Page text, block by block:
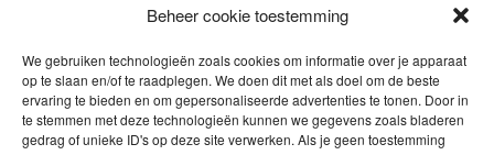
Beheer cookie toestemming
We gebruiken technologieën zoals cookies om informatie over je apparaat
op te slaan en/of te raadplegen. We doen dit met als doel om de beste
ervaring te bieden en om gepersonaliseerde advertenties te tonen. Door in
te stemmen met deze technologieën kunnen we gegevens zoals bladeren
gedrag of unieke ID's op deze site verwerken. Als je geen toestemming
LHBTI+ (kinder)boeken
Queer agenda
Mijn account